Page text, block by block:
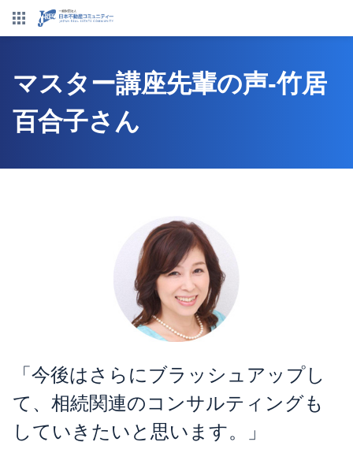
マスター講座先輩の声-竹居
百合子さん
「今後はさらにブラッシュアップし
て、相続関連のコンサルティングも
していきたいと思います。」